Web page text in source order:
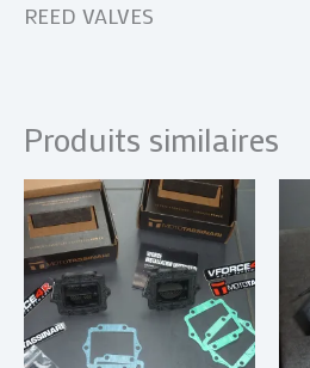
REED VALVES
Produits similaires